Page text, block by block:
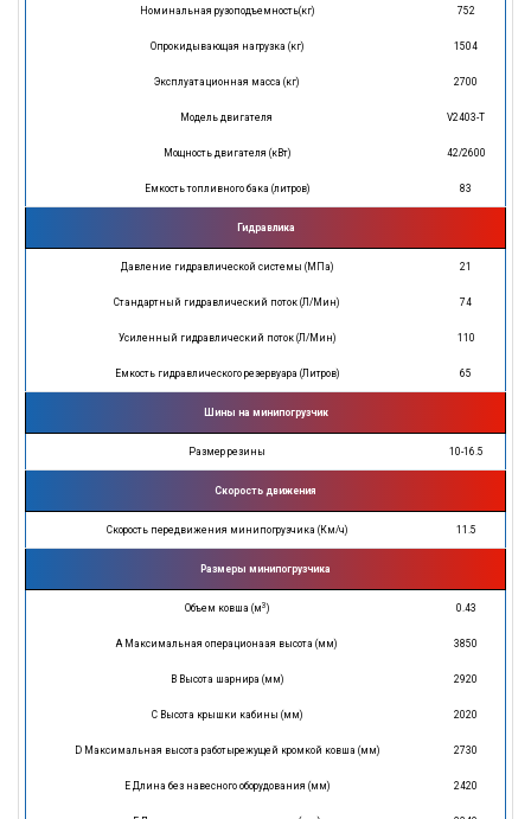
Номинальная рузоподъемность(кг) 752
Опрокидывающая нагрузка (кг) 1504
Эксплуатационная масса (кг) 2700
Модель двигателя V2403-T
Мощность двигателя (кВт) 42/2600
Емкость топливного бака (литров) 83
Гидравлика
Давление гидравлической системы (МПа) 21
Стандартный гидравлический поток (Л/Мин) 74
Усиленный гидравлический поток (Л/Мин) 110
Емкость гидравлического резервуара (Литров) 65
Шины на минипогрузчик
Размер резины 10-16.5
Скорость движения
Скорость передвижения минипогрузчика (Км/ч) 11.5
Размеры минипогрузчика
Объем ковша (м3) 0.43
A Максимальная операционаая высота (мм) 3850
B Высота шарнира (мм) 2920
C Высота крышки кабины (мм) 2020
D Максимальная высота работырежущей кромкой ковша (мм) 2730
E Длина без навесного оборудования (мм) 2420